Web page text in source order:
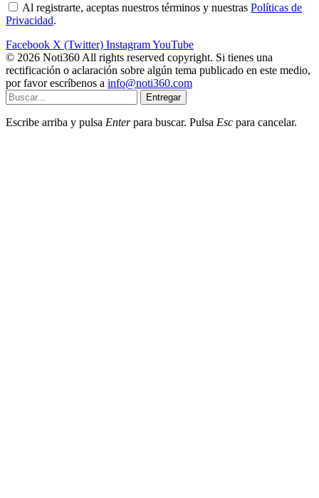
Al registrarte, aceptas nuestros términos y nuestras Políticas de
Privacidad.
Facebook X (Twitter) InstagramYouTube
© 2026 Noti360 All rights reserved copyright. Si tienes una
rectificación o aclaración sobre algún tema publicado en este medio,
por favor escríbenos a info@noti360.com
Entregar
Escribe arriba y pulsa Enterpara buscar. Pulsa Esc para cancelar.